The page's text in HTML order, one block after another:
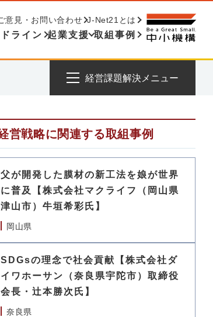
ライン 起業支援 取組事例
意見・お問い合わせ J-Net21とは
経営課題解決メニュー
営戦略に関連する取組事例
父が開発した膜材の新工法を娘が世界
に普及【株式会社マクライフ（岡山県
津山市）牛垣希彩氏】
岡山県
SDGsの理念で社会貢献【株式会社ダ
イワホーサン（奈良県宇陀市）取締役
会長・辻本勝次氏】
奈良県